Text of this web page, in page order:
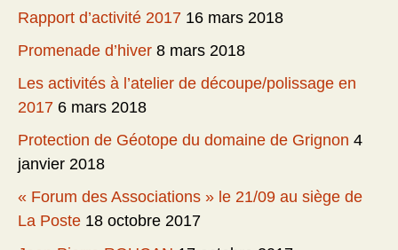
Rapport d’activité 2017 16 mars 2018
Promenade d’hiver 8 mars 2018
Les activités à l’atelier de découpe/polissage en
2017 6 mars 2018
Protection de Géotope du domaine de Grignon 4
janvier 2018
« Forum des Associations » le 21/09 au siège de
La Poste 18 octobre 2017